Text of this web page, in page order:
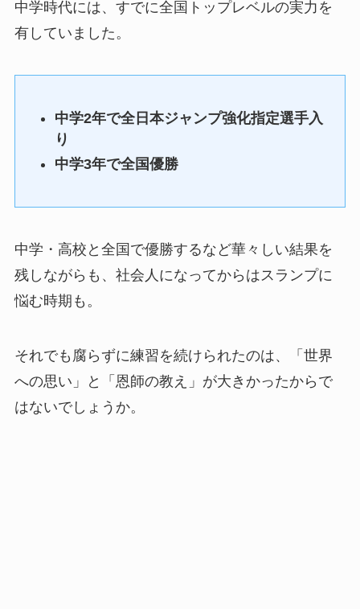
中学時代には、すでに全国トップレベルの実力を
有していました。
中学2年で全日本ジャンプ強化指定選手入
り
中学3年で全国優勝
中学・高校と全国で優勝するなど華々しい結果を
残しながらも、社会人になってからはスランプに
悩む時期も。
それでも腐らずに練習を続けられたのは、「世界
への思い」と「恩師の教え」が大きかったからで
はないでしょうか。